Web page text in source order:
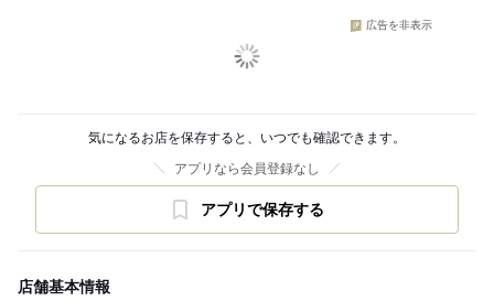
広告を非表示
気になるお店を保存すると、いつでも確認できます。
アプリなら会員登録なし
アプリで保存する
店舗基本情報